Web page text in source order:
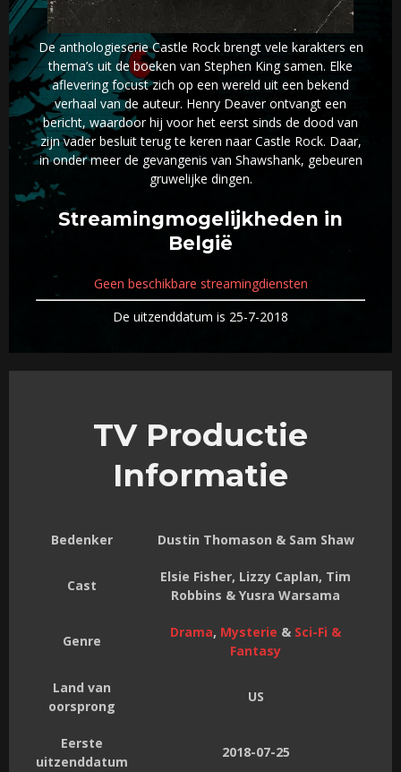
De anthologieserie Castle Rock brengt vele karakters en
thema’s uit de boeken van Stephen King samen. Elke
aflevering focust zich op een wereld uit een bekend
verhaal van de auteur. Henry Deaver ontvangt een
bericht, waardoor hij voor het eerst sinds de dood van
zijn vader besluit terug te keren naar Castle Rock. Daar,
in onder meer de gevangenis van Shawshank, gebeuren
gruwelijke dingen.
Streamingmogelijkheden in
België
Geen beschikbare streamingdiensten
De uitzenddatum is 25-7-2018
TV Productie
Informatie
Bedenker Dustin Thomason & Sam Shaw
Cast
Elsie Fisher, Lizzy Caplan, Tim
Robbins & Yusra Warsama
Genre
Drama, Mysterie & Sci-Fi &
Fantasy
Land van
oorsprong
US
Eerste
uitzenddatum
2018-07-25